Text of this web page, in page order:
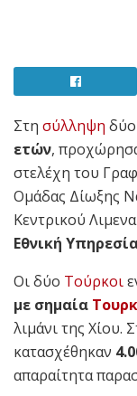
Στη σύλληψη
ετών,
στελέχη του
Ομάδας Δίωξης
Κεντρικού
Εθνική
Οι δύο Τούρκοι
με σημαία
λιμάνι της Χίου.
κατασχέθηκαν
απαραίτητα